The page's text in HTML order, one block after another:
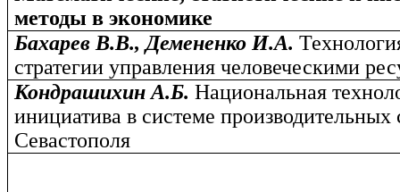
методы в экономике
Бахарев В.В., Демененко И.А.
стратегии управления человеческими
Кондрашихин А.Б.Национальная
инициатива в системе
Севастополя